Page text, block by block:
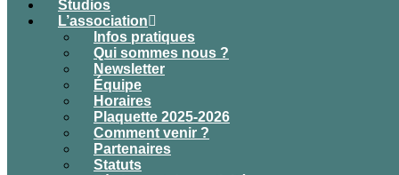
Studios
L’association
Infos pratiques
Qui sommes nous ?
Newsletter
Équipe
Horaires
Plaquette 2025-2026
Comment venir ?
Partenaires
Statuts